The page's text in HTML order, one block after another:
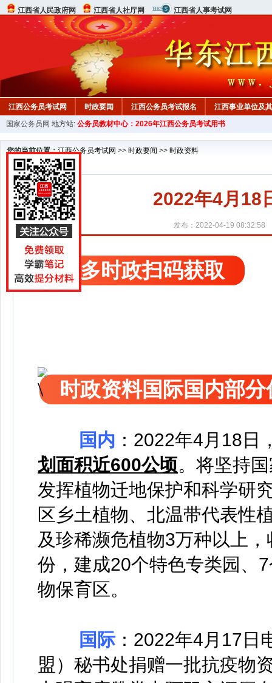
江西省人民政府网 江西省人社厅网 江西省人事考试网
江西公务员考试网 时政要闻 江西公务员考试报名 江西事业单位及
行测真题 在线咨询 教材中心
国家公务员网 地方站: 公务员教材中心：2026年江西公务员考试用书
您的当前位置：江西公务员考试网 >> 时政要闻 >> 时政资料
2022年4月18
发布：2022-04-19 08:32:58
更多时政扫码获取
时政资料国际国内部
国内 ： 2022年4月18日
划面积近600公顷。将坚持
发挥植物迁地保护和科学研
区乡土植物、北温带代表性
及珍稀濒危植物3万种以上
份，建成20个特色专类园、
物保育区。
国际： 2022年4月17日
盟）秘书处捐赠一批抗疫物